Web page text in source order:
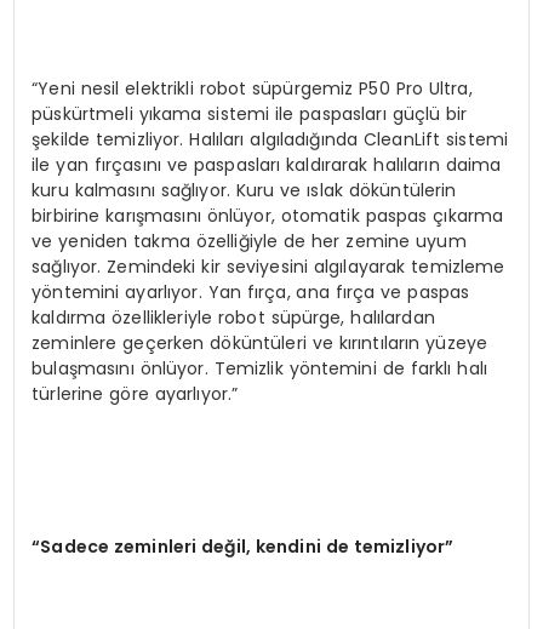
“Yeni nesil elektrikli robot süpürgemiz P50 Pro Ultra,
püskürtmeli yıkama sistemi ile paspasları güçlü bir
şekilde temizliyor. Halıları algıladığında CleanLift sistemi
ile yan fırçasını ve paspasları kaldırarak halıların daima
kuru kalmasını sağlıyor. Kuru ve ıslak döküntülerin
birbirine karışmasını önlüyor, otomatik paspas çıkarma
ve yeniden takma özelliğiyle de her zemine uyum
sağlıyor. Zemindeki kir seviyesini algılayarak temizleme
yöntemini ayarlıyor. Yan fırça, ana fırça ve paspas
kaldırma özellikleriyle robot süpürge, halılardan
zeminlere geçerken döküntüleri ve kırıntıların yüzeye
bulaşmasını önlüyor. Temizlik yöntemini de farklı halı
türlerine göre ayarlıyor.”
“Sadece zeminleri değil, kendini de temizliyor”